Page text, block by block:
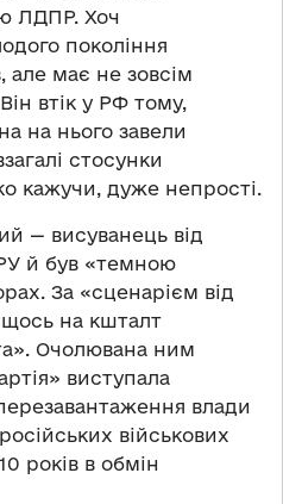
ЛДПР. Хоч
покоління
але має не зовсім
втік у РФ тому,
на нього завели
стосунки
кажучи, дуже непрості.
— висуванець від
й був «темною
За «сценарієм від
щось на кшталт
Очолювана ним
виступала
влади
військових
років в обмін